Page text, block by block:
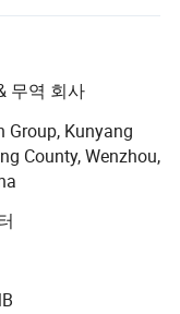
지기와 개인 관
역동적인 회사입
혁신에 대한 관
터이며 200명 이상
R&D 팀 25명 이
유하고 있습니다.
은 $5000, $000 달
무역 회사
Group, Kunyang
County, Wenzhou,